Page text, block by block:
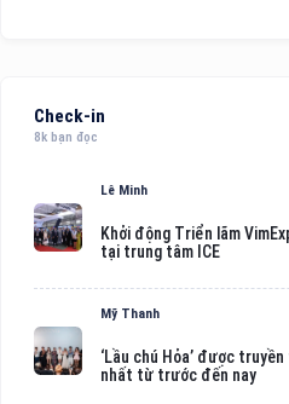
Check-in
8k bạn đọc
Lê Minh
Khởi động Triển lãm
tại trung tâm ICE
Mỹ Thanh
‘Lầu chú Hỏa’ được
nhất từ trước đến nay